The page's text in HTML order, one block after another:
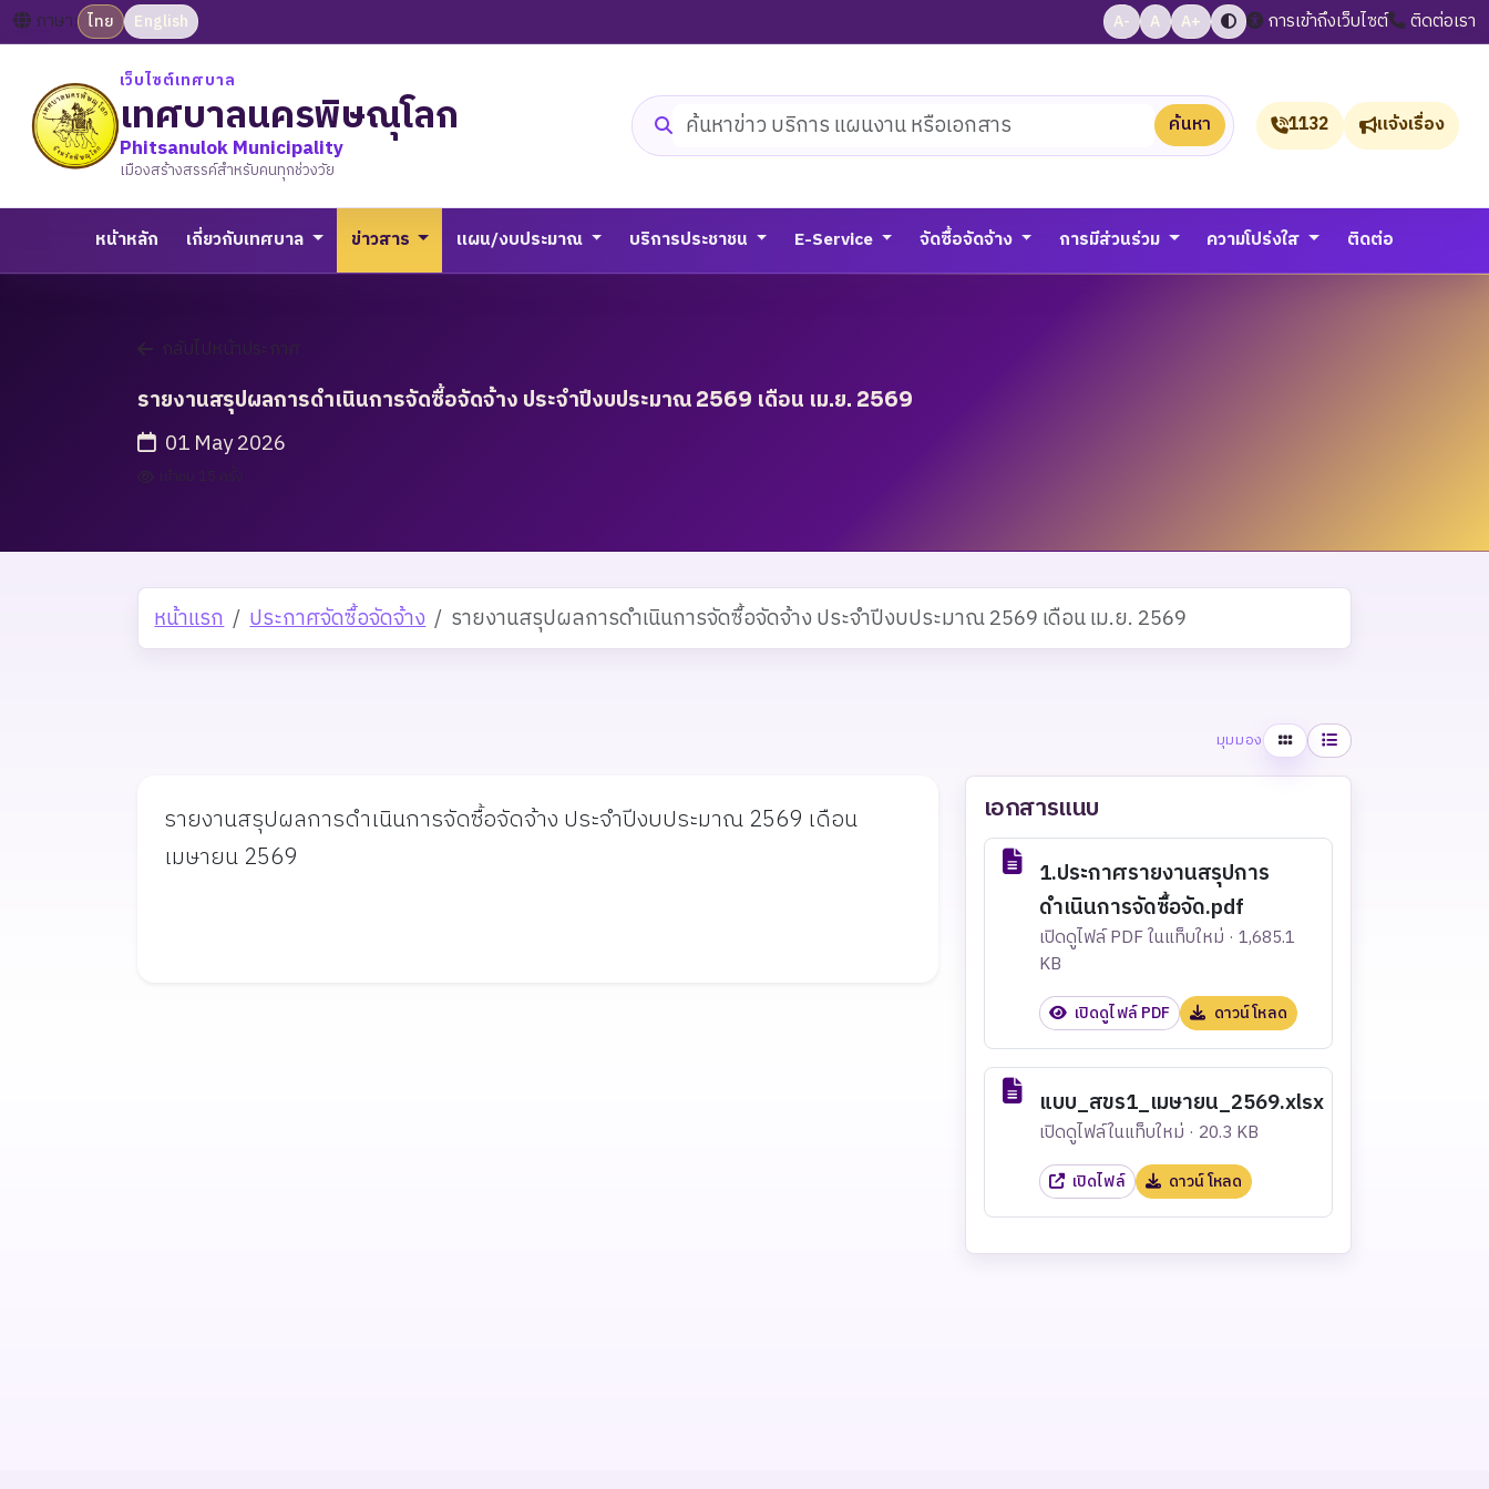
ภาษา: ไทย English A- A A+ การเข้าถึงเว็บไซต์ ติดต่อเรา
เว็บไซต์เทศบาล
เทศบาลนครพิษณุโลก
Phitsanulok Municipality
เมืองสร้างสรรค์สำหรับคนทุกช่วงวัย
ค้นหาเว็บไซต์ ค้นหา 1132 แจ้งเรื่อง
หน้าหลัก เกี่ยวกับเทศบาล ข่าวสาร แผน/งบประมาณ บริการประชาชน E-Service จัดซื้อจัดจ้าง การมีส่วนร่วม ความโปร่งใส ติดต่อ
กลับไปหน้าประกาศ
รายงานสรุปผลการดำเนินการจัดซื้อจัดจ้าง ประจำปีงบประมาณ 2569 เดือน เม.ย. 2569
01 May 2026
เข้าชม 15 ครั้ง
หน้าแรก ประกาศจัดซื้อจัดจ้าง รายงานสรุปผลการดำเนินการจัดซื้อจัดจ้าง ประจำปีงบประมาณ 2569 เดือน เม.ย. 2569
มุมมอง ตารางรายการ
รายงานสรุปผลการดำเนินการจัดซื้อจัดจ้าง ประจำปีงบประมาณ 2569 เดือน
เมษายน 2569
เอกสารแนบ
1.ประกาศรายงานสรุปการ
ดำเนินการจัดซื้อจัด.pdf
เปิดดูไฟล์ PDF ในแท็บใหม่ · 1,685.1
KB
เปิดดูไฟล์ PDF ดาวน์โหลด
แบบ_สขร1_เมษายน_2569.xlsx
เปิดดูไฟล์ในแท็บใหม่ · 20.3 KB
เปิดไฟล์ ดาวน์โหลด